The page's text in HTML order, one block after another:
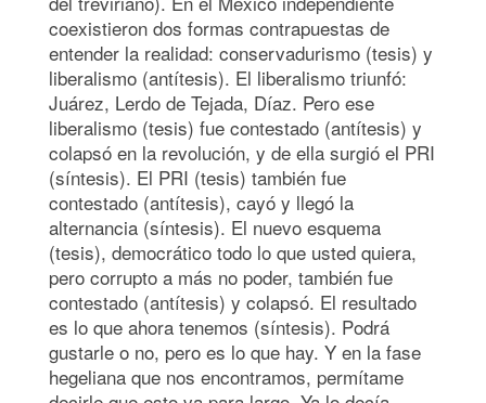
coexistieron dos formas contrapuestas de
entender la realidad: conservadurismo (tesis) y
liberalismo (antítesis). El liberalismo triunfó:
Juárez, Lerdo de Tejada, Díaz. Pero ese
liberalismo (tesis) fue contestado (antítesis) y
colapsó en la revolución, y de ella surgió el PRI
(síntesis). El PRI (tesis) también fue
contestado (antítesis), cayó y llegó la
alternancia (síntesis). El nuevo esquema
(tesis), democrático todo lo que usted quiera,
pero corrupto a más no poder, también fue
contestado (antítesis) y colapsó. El resultado
es lo que ahora tenemos (síntesis). Podrá
gustarle o no, pero es lo que hay. Y en la fase
hegeliana que nos encontramos, permítame